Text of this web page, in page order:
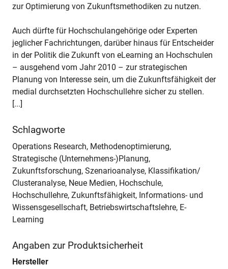
zur Optimierung von Zukunftsmethodiken zu nutzen.
Auch dürfte für Hochschulangehörige oder Experten
jeglicher Fachrichtungen, darüber hinaus für Entscheider
in der Politik die Zukunft von eLearning an Hochschulen
– ausgehend vom Jahr 2010 – zur strategischen
Planung von Interesse sein, um die Zukunftsfähigkeit der
medial durchsetzten Hochschullehre sicher zu stellen.
[...]
Schlagworte
Operations Research, Methodenoptimierung,
Strategische (Unternehmens-)Planung,
Zukunftsforschung, Szenarioanalyse, Klassifikation/
Clusteranalyse, Neue Medien, Hochschule,
Hochschullehre, Zukunftsfähigkeit, Informations- und
Wissensgesellschaft, Betriebswirtschaftslehre, E-
Learning
Angaben zur Produktsicherheit
Hersteller